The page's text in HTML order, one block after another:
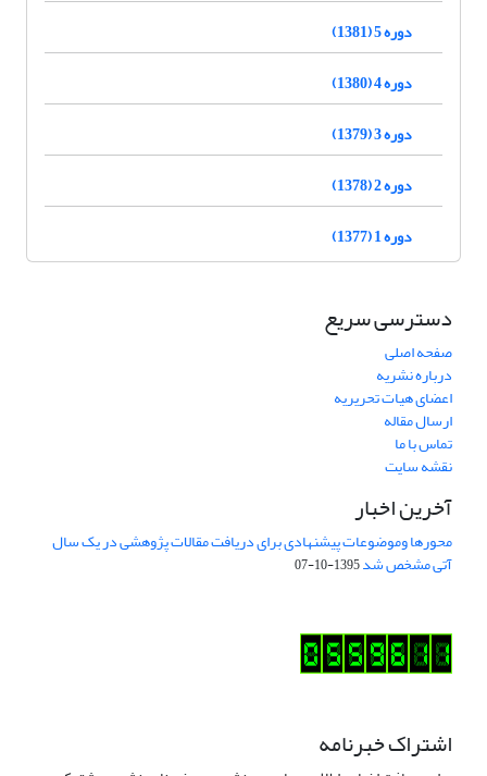
دوره 5 (1381)
دوره 4 (1380)
دوره 3 (1379)
دوره 2 (1378)
دوره 1 (1377)
دسترسی سریع
صفحه اصلی
درباره نشریه
اعضای هیات تحریریه
ارسال مقاله
تماس با ما
نقشه سایت
آخرین اخبار
محورها وموضوعات پیشنهادی برای دریافت مقالات پژوهشی در یک سال
آتی مشخص شد1395-10-07
اشتراک خبرنامه